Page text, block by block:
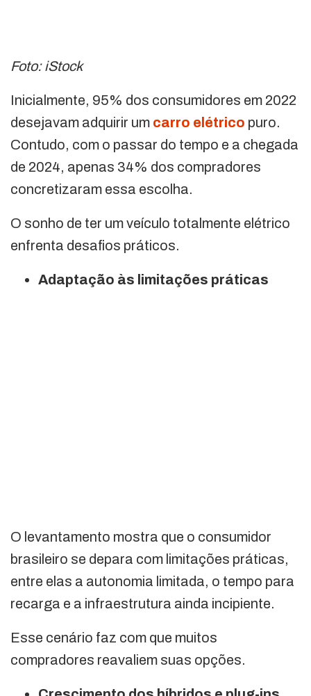
Foto: iStock
Inicialmente, 95% dos consumidores em 2022
desejavam adquirir um carro elétrico puro.
Contudo, com o passar do tempo e a chegada
de 2024, apenas 34% dos compradores
concretizaram essa escolha.
O sonho de ter um veículo totalmente elétrico
enfrenta desafios práticos.
Adaptação às limitações práticas
O levantamento mostra que o consumidor
brasileiro se depara com limitações práticas,
entre elas a autonomia limitada, o tempo para
recarga e a infraestrutura ainda incipiente.
Esse cenário faz com que muitos
compradores reavaliem suas opções.